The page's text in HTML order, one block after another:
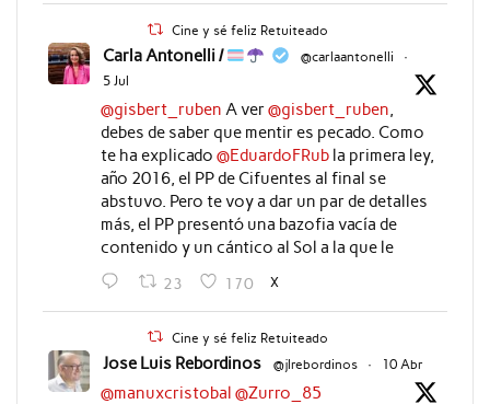
Cine y sé feliz Retuiteado
Carla Antonelli / @carlaantonelli
·
5 Jul
@gisbert_ruben A ver@gisbert_ruben,
debes de saber que mentir es pecado. Como
te ha explicado @EduardoFRubla primera ley,
año 2016, el PP de Cifuentes al final se
abstuvo. Pero te voy a dar un par de detalles
más, el PP presentó una bazofia vacía de
contenido y un cántico al Sol a la que le
23 170 X
Cine y sé feliz Retuiteado
Jose Luis Rebordinos @jlrebordinos · 10 Abr
@manuxcristobal @Zurro_85